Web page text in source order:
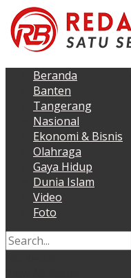
Beranda
Banten
Tangerang
Nasional
Ekonomi & Bisnis
Olahraga
Gaya Hidup
Dunia Islam
Video
Foto